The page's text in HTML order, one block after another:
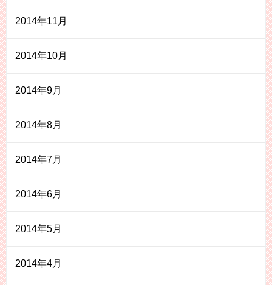
2014年11月
2014年10月
2014年9月
2014年8月
2014年7月
2014年6月
2014年5月
2014年4月